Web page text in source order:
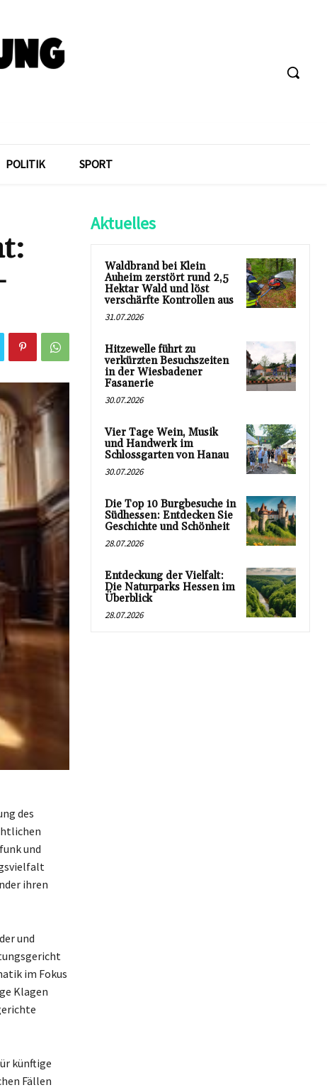
POLITIK SPORT
des
und
ihren
und
im Fokus
Klagen
künftige
Fällen
Aktuelles
Waldbrand bei Klein
Auheim zerstört rund 2,5
Hektar Wald und löst
verschärfte Kontrollen aus
31.07.2026
Hitzewelle führt zu
verkürzten Besuchszeiten
in der Wiesbadener
Fasanerie
30.07.2026
Vier Tage Wein, Musik
und Handwerk im
Schlossgarten von Hanau
30.07.2026
Die Top 10 Burgbesuche in
Südhessen: Entdecken Sie
Geschichte und Schönheit
28.07.2026
Entdeckung der Vielfalt:
Die Naturparks Hessen im
Überblick
28.07.2026